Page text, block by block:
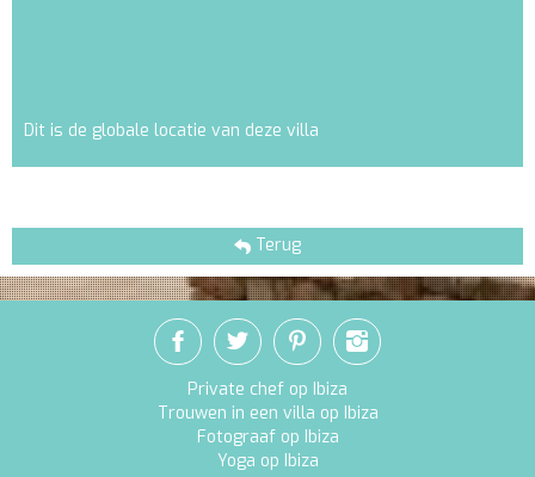
Dit is de globale locatie van deze villa
Terug
Private chef op Ibiza
Trouwen in een villa op Ibiza
Fotograaf op Ibiza
Yoga op Ibiza